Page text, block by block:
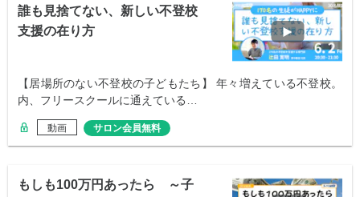
誰も見捨てない、新しい不登校
支援の在り方
【居場所のない不登校の子どもたち】 年々増えている不登校。
内、フリースクールに通えている…
動画 サロン会員無料
もしも100万円あったら ～子